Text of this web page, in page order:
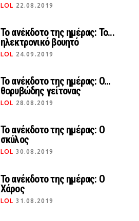
LOL 22.08.2019
Το ανέκδοτο της ημέρας: Το...
ηλεκτρονικό βουητό
LOL 24.09.2019
Το ανέκδοτο της ημέρας: O...
θορυβώδης γείτονας
LOL 28.08.2019
Το ανέκδοτο της ημέρας: Ο
σκύλος
LOL 30.08.2019
Το ανέκδοτο της ημέρας: Ο
Xάρος
LOL 31.08.2019